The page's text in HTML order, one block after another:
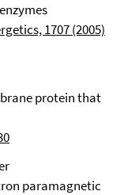
1707 (2005)
protein that
paramagnetic